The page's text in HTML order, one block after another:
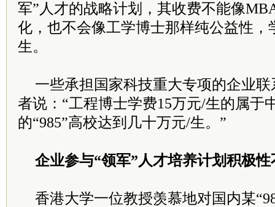
军”人才的战略计划，其收费不能像
化，也不会像工学博士那样纯公益性，
生。
一些承担国家科技重大专项的企业
者说：“工程博士学费15万元/生的属于
的“985”高校达到几十万元/生。”
企业参与“领军”人才培养计划积极
香港大学一位教授羡慕地对国内某